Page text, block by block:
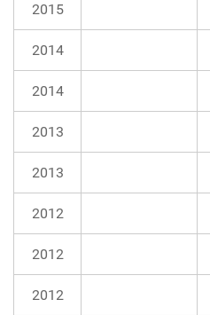
2015
2014
2014
2013
2013
2012
2012
2012